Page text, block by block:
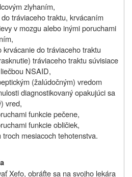
zlyhaním,
tráviaceho traktu, krvácaním
v mozgu alebo inými poruchami
krvácanie do tráviaceho traktu
tráviaceho traktu súvisiace
NSAID,
(žalúdočným) vredom
diagnostikovaný opakujúci sa
vred,
funkcie pečene,
funkcie obličiek,
mesiacoch tehotenstva.
Xefo, obráťte sa na svojho lekára